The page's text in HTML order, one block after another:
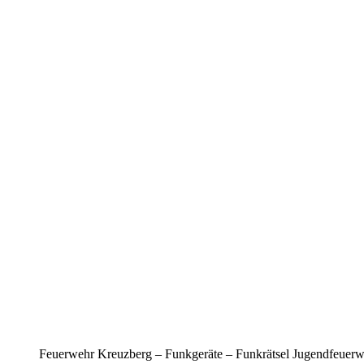
Feuerwehr Kreuzberg – Funkgeräte – Funkrätsel